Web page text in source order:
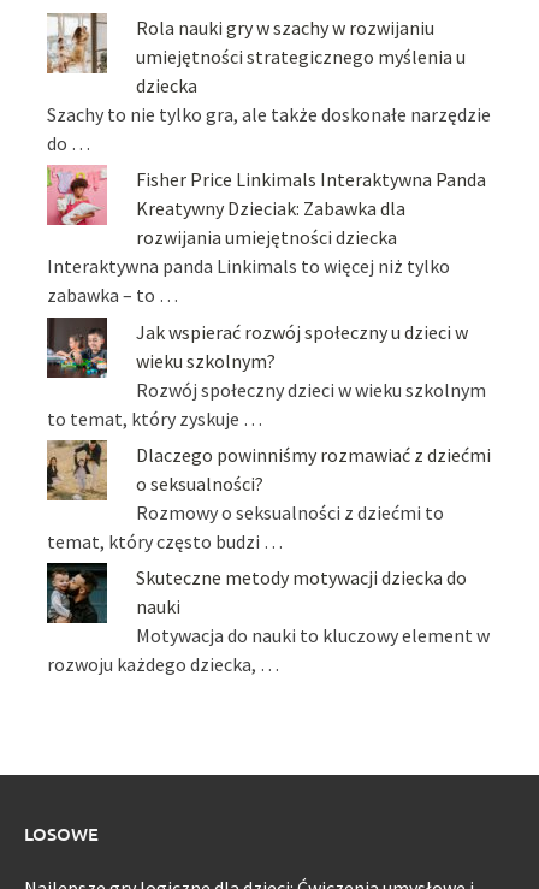
Rola nauki gry w szachy w rozwijaniu
umiejętności strategicznego myślenia u
dziecka
Szachy to nie tylko gra, ale także doskonałe narzędzie
do …
Fisher Price Linkimals Interaktywna Panda
Kreatywny Dzieciak: Zabawka dla
rozwijania umiejętności dziecka
Interaktywna panda Linkimals to więcej niż tylko
zabawka – to …
Jak wspierać rozwój społeczny u dzieci w
wieku szkolnym?
Rozwój społeczny dzieci w wieku szkolnym
to temat, który zyskuje …
Dlaczego powinniśmy rozmawiać z dziećmi
o seksualności?
Rozmowy o seksualności z dziećmi to
temat, który często budzi …
Skuteczne metody motywacji dziecka do
nauki
Motywacja do nauki to kluczowy element w
rozwoju każdego dziecka, …
LOSOWE